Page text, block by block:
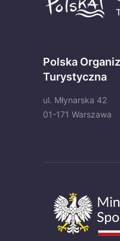
Polska
Turystyczna
ul. Młynarska 42
01-171 Warszawa